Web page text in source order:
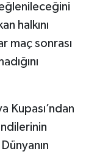
halkını
maç sonrası
Kupası’ndan